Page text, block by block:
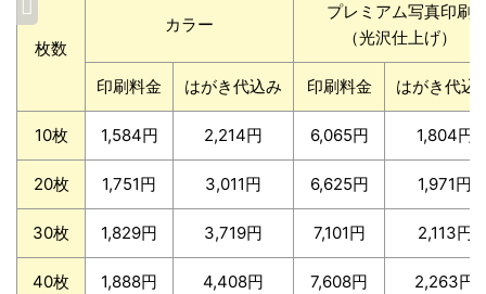
枚数
カラー
プレミアム写真印刷
（光沢仕上げ）
印刷料金 はがき代込み 印刷料金 はがき代込
10枚 1,584円 2,214円 6,065円 1,804円
20枚 1,751円 3,011円 6,625円 1,971円
30枚 1,829円 3,719円 7,101円 2,113円
40枚 1,888円 4,408円 7,608円 2,263円